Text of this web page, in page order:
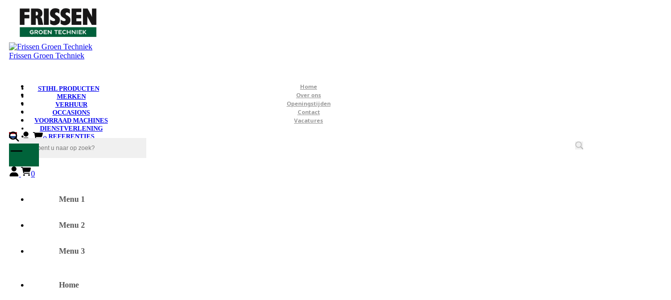
Frissen Groen Techniek
Home
Over ons
Openingstijden
Contact
Vacatures
STIHL PRODUCTEN
MERKEN
VERHUUR
OCCASIONS
VOORRAAD MACHINES
DIENSTVERLENING
REFERENTIES
0
0
Menu 1
Menu 2
Menu 3
Home